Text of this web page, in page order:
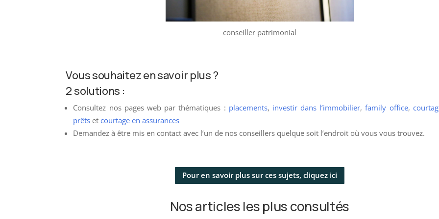
conseiller patrimonial
Vous souhaitez en savoir plus ?
2 solutions :
Consultez nos pages web par thématiques : placements, investir dans l’immobilier,family office,
prêts etcourtage en assurances
Demandez à être mis en contact avec l’un de nos conseillers quelque soit l’endroit où vous vous trouvez.
Pour en savoir plus sur ces sujets, cliquez ici
Nos articles les plus consultés